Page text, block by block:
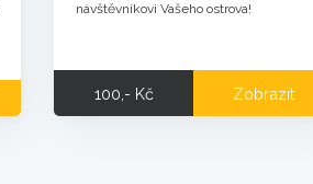
návštěvníkovi Vašeho ostrova!
100,- Kč Zobrazit